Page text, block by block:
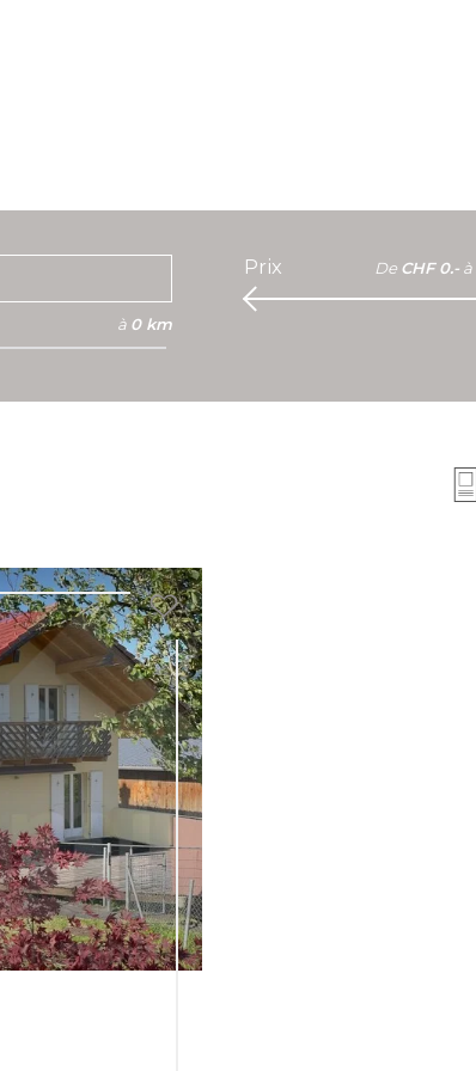
à 0 km
Prix De CHF 0.- à